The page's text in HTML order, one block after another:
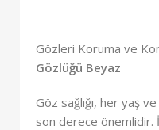
Gözleri Koruma ve
Gözlüğü Beyaz
Göz sağlığı, her yaş
son derece önemlidir.